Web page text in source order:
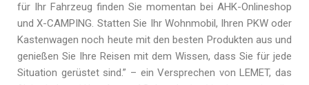
für Ihr Fahrzeug finden Sie momentan bei AHK-Onlineshop
und X-CAMPING. Statten Sie Ihr Wohnmobil, Ihren PKW oder
Kastenwagen noch heute mit den besten Produkten aus und
genießen Sie Ihre Reisen mit dem Wissen, dass Sie für jede
Situation gerüstet sind.” – ein Versprechen von LEMET, das